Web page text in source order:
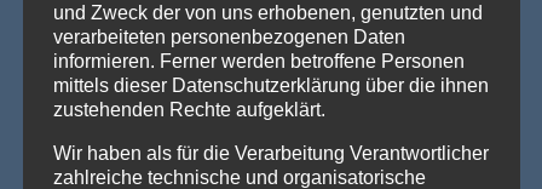
und Zweck der von uns erhobenen, genutzten und
verarbeiteten personenbezogenen Daten
informieren. Ferner werden betroffene Personen
mittels dieser Datenschutzerklärung über die ihnen
zustehenden Rechte aufgeklärt.
Wir haben als für die Verarbeitung Verantwortlicher
zahlreiche technische und organisatorische